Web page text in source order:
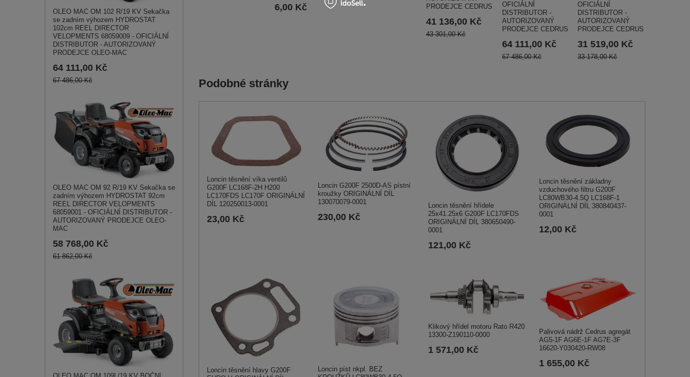
OLEO MAC OM 102 R/19 KV Sekačka
se zadním výhozem HYDROSTAT
102cm REEL DIRECTOR
VELOPMENTS 68059009 - OFICIÁLNÍ
DISTRIBUTOR - AUTORIZOVANÝ
PRODEJCE OLEO-MAC
64 111,00 Kč
67 486,00 Kč
OLEO MAC OM 92 R/19 KV Sekačka se
zadním výhozem HYDROSTAT 92cm
REEL DIRECTOR VELOPMENTS
68059001 - OFICIÁLNÍ DISTRIBUTOR -
AUTORIZOVANÝ PRODEJCE OLEO-
MAC
58 768,00 Kč
61 862,00 Kč
6,00 Kč
PRODEJCE CEDRUS
41 136,00 Kč
43 301,00 Kč
OFICIÁLNÍ
DISTRIBUTOR -
AUTORIZOVANÝ
PRODEJCE CEDRUS
64 111,00 Kč
67 486,00 Kč
OFICIÁLNÍ
DISTRIBUTOR -
AUTORIZOVANÝ
PRODEJCE CEDRUS
31 519,00 Kč
33 178,00 Kč
Podobné stránky
Loncin těsnění víka ventilů
G200F LC168F-2H H200
LC170FDS LC170F ORIGINÁLNÍ
DÍL 120250013-0001
23,00 Kč
Loncin G200F 2500D-AS pístní
kroužky ORIGINÁLNÍ DÍL
130070079-0001
230,00 Kč
Loncin těsnění hřídele
25x41.25x6 G200F LC170FDS
ORIGINÁLNÍ DÍL 380650490-
0001
121,00 Kč
Loncin těsnění základny
vzduchového filtru G200F
LC80WB30-4.5Q LC168F-1
ORIGINÁLNÍ DÍL 380840437-
0001
12,00 Kč
Loncin těsnění hlavy G200F
Loncin píst nkpl. BEZ
Klikový hřídel motoru Rato R420
13300-Z190110-0000
1 571,00 Kč
Palivová nádrž Cedrus agregát
AG5-1F AG6E-1F AG7E-3F
16620-Y030420-RW08
1 655,00 Kč